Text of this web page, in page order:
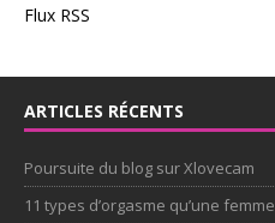
Flux RSS
ARTICLES RÉCENTS
Poursuite du blog sur Xlovecam
11 types d’orgasme qu’une